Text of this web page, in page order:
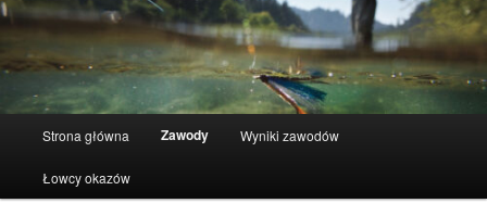
Strona główna Zawody Wyniki zawodów
Łowcy okazów